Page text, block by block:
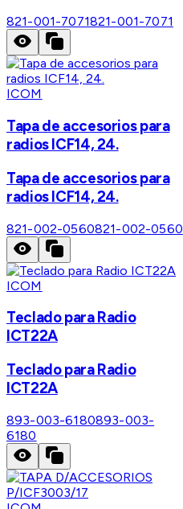
821-001-7071821-001-7071
ICOM
Tapa de accesorios para
radios ICF14, 24.
Tapa de accesorios para
radios ICF14, 24.
821-002-0560821-002-0560
ICOM
Teclado para Radio
ICT22A
Teclado para Radio
ICT22A
893-003-6180893-003-
6180